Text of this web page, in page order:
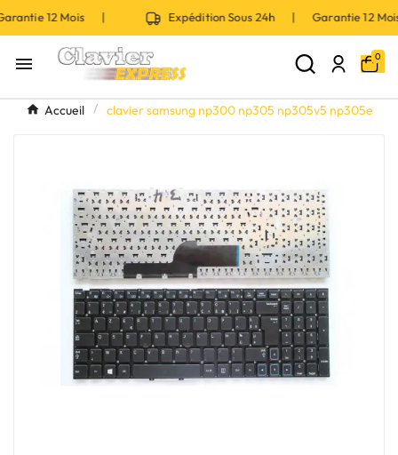
12 Mois | Expédition Sous 24h | Garantie 12
 0
Accueil clavier samsung np300 np305 np305v5 np305e